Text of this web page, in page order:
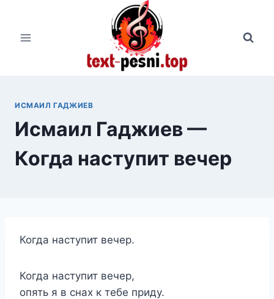
содержимому
ИСМАИЛ ГАДЖИЕВ
Исмаил Гаджиев —
Когда наступит вечер
Когда наступит вечер.
Когда наступит вечер,
опять я в снах к тебе приду.